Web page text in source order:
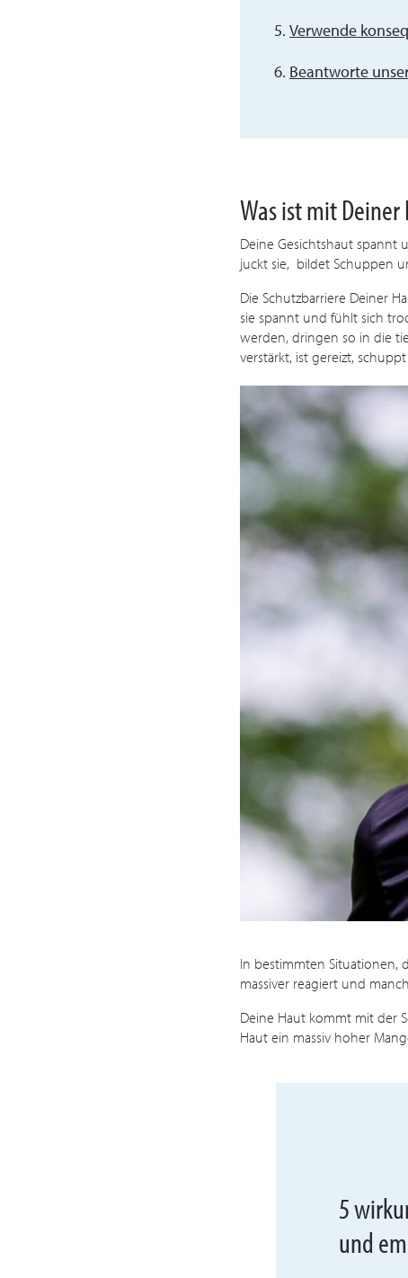
Verwende
Beantworte
Was ist mit Deiner
Deine Gesichtshaut spannt
juckt sie, bildet Schuppen
Die Schutzbarriere Deiner
sie spannt und fühlt sich
werden, dringen so in die
verstärkt, ist gereizt,
In bestimmten Situationen,
massiver reagiert und
Deine Haut kommt mit der
Haut ein massiv hoher
5
und